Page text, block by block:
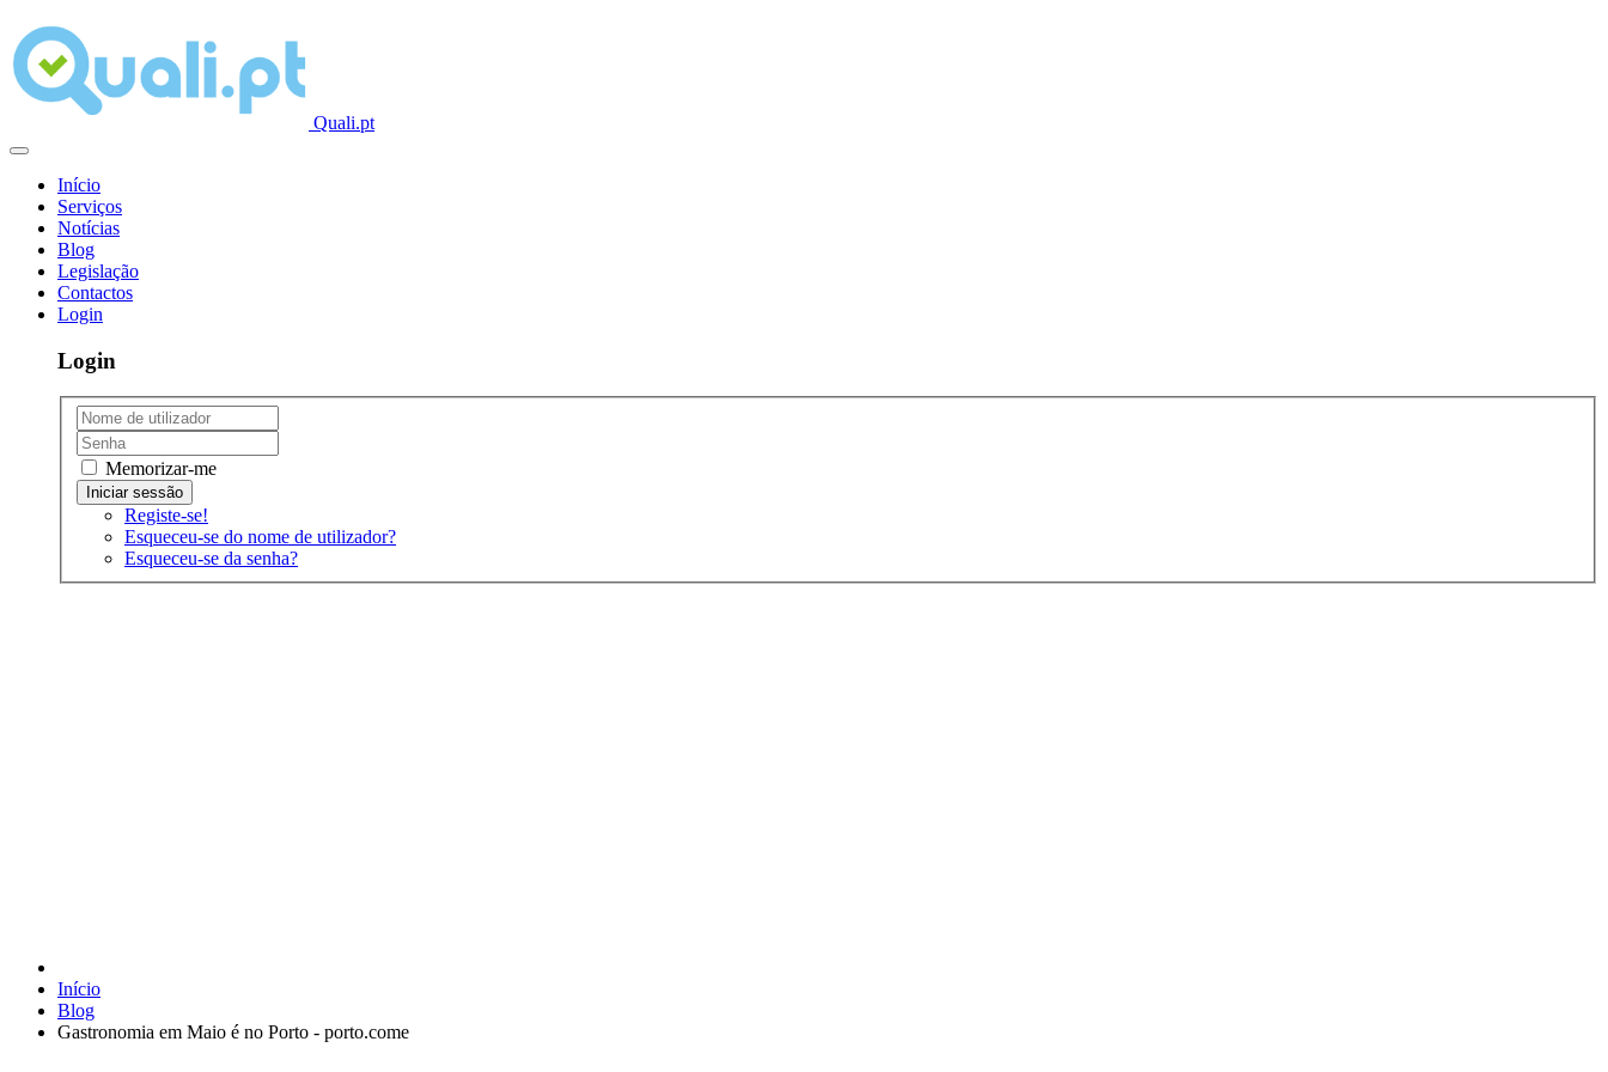
Quali.pt
Início
Serviços
Notícias
Blog
Legislação
Contactos
Login
Login
Memorizar-me
Registe-se!
Esqueceu-se do nome de utilizador?
Esqueceu-se da senha?
Início
Blog
Gastronomia em Maio é no Porto - porto.come